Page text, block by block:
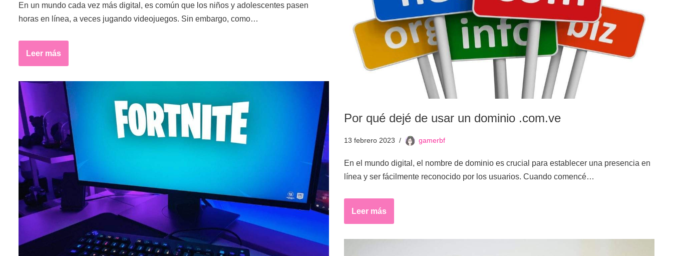
En un mundo cada vez más digital, es común que los niños y adolescentes pasen
horas en línea, a veces jugando videojuegos. Sin embargo, como…
Leer más
Por qué dejé de usar un dominio .com.ve
13 febrero 2023 gamerbf
En el mundo digital, el nombre de dominio es crucial para establecer una presencia en
línea y ser fácilmente reconocido por los usuarios. Cuando comencé…
Leer más